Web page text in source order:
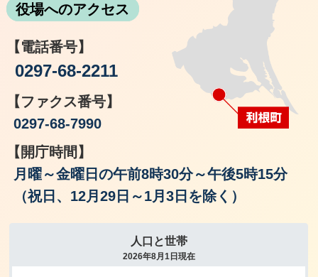
役場へのアクセス
【電話番号】
0297-68-2211
【ファクス番号】
0297-68-7990
【開庁時間】
月曜～金曜日の午前8時30分～午後5時15分
（祝日、12月29日～1月3日を除く）